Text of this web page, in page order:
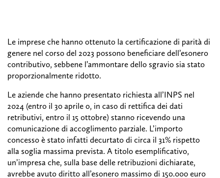
Le imprese che hanno ottenuto la certificazione di parità di
genere nel corso del 2023 possono beneficiare dell’esonero
contributivo, sebbene l’ammontare dello sgravio sia stato
proporzionalmente ridotto.
Le aziende che hanno presentato richiesta all’INPS nel
2024 (entro il 30 aprile o, in caso di rettifica dei dati
retributivi, entro il 15 ottobre) stanno ricevendo una
comunicazione di accoglimento parziale. L’importo
concesso è stato infatti decurtato di circa il 31% rispetto
alla soglia massima prevista. A titolo esemplificativo,
un’impresa che, sulla base delle retribuzioni dichiarate,
avrebbe avuto diritto all’esonero massimo di 150.000 euro